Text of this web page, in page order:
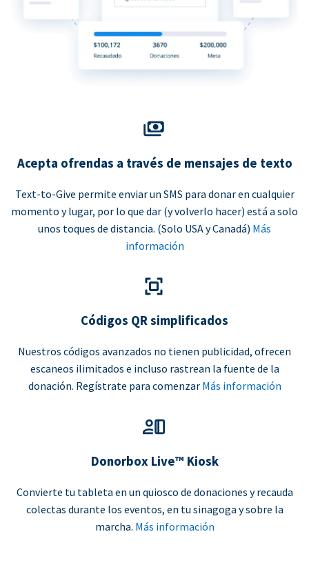
Acepta ofrendas a través de mensajes de texto
Text-to-Give permite enviar un SMS para donar en cualquier
momento y lugar, por lo que dar (y volverlo hacer) está a solo
unos toques de distancia. (Solo USA y Canadá) Más
información
Códigos QR simplificados
Nuestros códigos avanzados no tienen publicidad, ofrecen
escaneos ilimitados e incluso rastrean la fuente de la
donación. Regístrate para comenzar Más información
Donorbox Live™ Kiosk
Convierte tu tableta en un quiosco de donaciones y recauda
colectas durante los eventos, en tu sinagoga y sobre la
marcha. Más información